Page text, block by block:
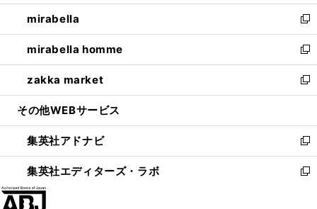
開
く
ウ
で
開
く
ン
ド
ウ
で
開
く
ウ
ィ
ン
ド
ウ
で
開
し
い
ウ
ィ
ン
ド
ウ
開
く
mirabella
新
し
い
ウ
ィ
ン
ウ
で
開
く
mirabella homme
新
し
い
ウ
ン
ド
ウ
で
zakka market
新
し
ウ
ィ
ン
ド
その他WEBサービス
集英社アドナビ
新
し
い
集英社エディターズ・ラボ
新